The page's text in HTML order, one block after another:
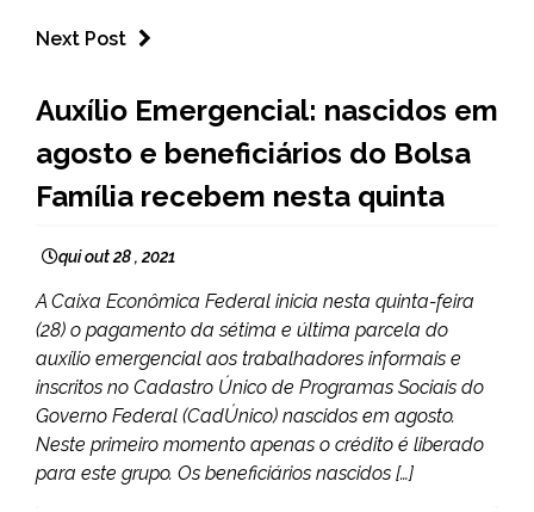
Next Post
NOTÍCIAS
Auxílio Emergencial: nascidos em
agosto e beneficiários do Bolsa
Família recebem nesta quinta
qui out 28 , 2021
A Caixa Econômica Federal inicia nesta quinta-feira
(28) o pagamento da sétima e última parcela do
auxílio emergencial aos trabalhadores informais e
inscritos no Cadastro Único de Programas Sociais do
Governo Federal (CadÚnico) nascidos em agosto.
Neste primeiro momento apenas o crédito é liberado
para este grupo. Os beneficiários nascidos […]